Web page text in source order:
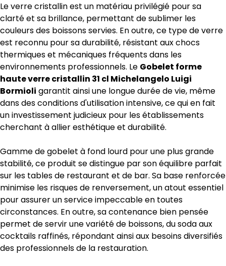
Le verre cristallin est un matériau privilégié pour sa
clarté et sa brillance, permettant de sublimer les
couleurs des boissons servies. En outre, ce type de verre
est reconnu pour sa durabilité, résistant aux chocs
thermiques et mécaniques fréquents dans les
environnements professionnels. Le Gobelet forme
haute verre cristallin 31 cl Michelangelo Luigi
Bormioli garantit ainsi une longue durée de vie, même
dans des conditions d'utilisation intensive, ce qui en fait
un investissement judicieux pour les établissements
cherchant à allier esthétique et durabilité.
Gamme de gobelet à fond lourd pour une plus grande
stabilité, ce produit se distingue par son équilibre parfait
sur les tables de restaurant et de bar. Sa base renforcée
minimise les risques de renversement, un atout essentiel
pour assurer un service impeccable en toutes
circonstances. En outre, sa contenance bien pensée
permet de servir une variété de boissons, du soda aux
cocktails raffinés, répondant ainsi aux besoins diversifiés
des professionnels de la restauration.